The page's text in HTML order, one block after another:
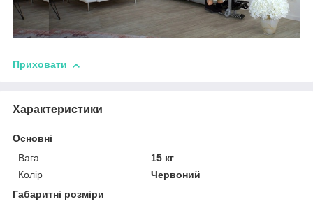
Приховати
Характеристики
Основні
Вага
15 кг
Колір
Червоний
Габаритні розміри